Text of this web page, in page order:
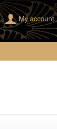
My account